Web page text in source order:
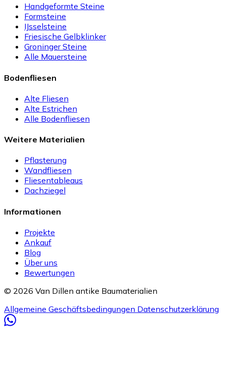
Handgeformte Steine
Formsteine
IJsselsteine
Friesische Gelbklinker
Groninger Steine
Alle Mauersteine
Bodenfliesen
Alte Fliesen
Alte Estrichen
Alle Bodenfliesen
Weitere Materialien
Pflasterung
Wandfliesen
Fliesentableaus
Dachziegel
Informationen
Projekte
Ankauf
Blog
Über uns
Bewertungen
© 2026 Van Dillen antike Baumaterialien
Allgemeine Geschäftsbedingungen Datenschutzerklärung